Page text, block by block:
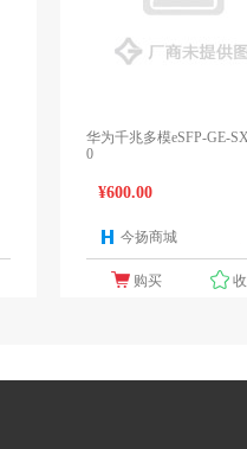
华为千兆多模eSFP-GE-
0
¥600.00
今扬商城
购买